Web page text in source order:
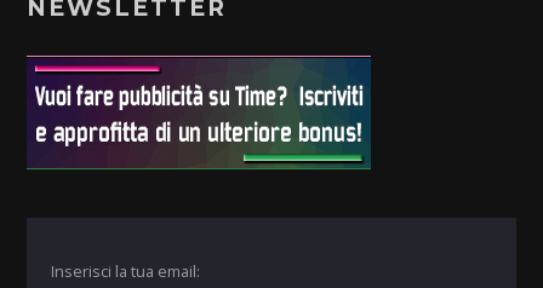
NEWSLETTER
Inserisci la tua email: